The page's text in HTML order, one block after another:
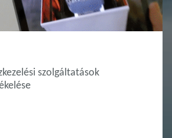
szolgáltatások